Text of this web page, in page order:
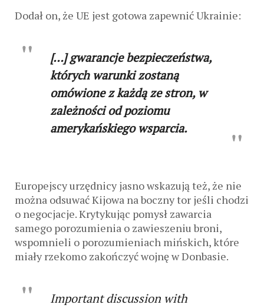
Dodał on, że UE jest gotowa zapewnić Ukrainie:
[…] gwarancje bezpieczeństwa,
których warunki zostaną
omówione z każdą ze stron, w
zależności od poziomu
amerykańskiego wsparcia.
Europejscy urzędnicy jasno wskazują też, że nie
można odsuwać Kijowa na boczny tor jeśli chodzi
o negocjacje. Krytykując pomysł zawarcia
samego porozumienia o zawieszeniu broni,
wspomnieli o porozumieniach mińskich, które
miały rzekomo zakończyć wojnę w Donbasie.
Important discussion with